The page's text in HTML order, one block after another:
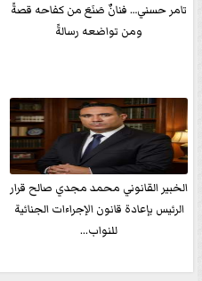
تامر حسني… فنانٌ صَنَعَ من كفاحه قصةً
ومن تواضعه رسالةً
الخبير القانوني محمد مجدي صالح قرار
الرئيس بإعادة قانون الإجراءات الجنائية
للنواب...